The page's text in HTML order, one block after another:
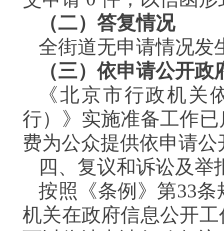
（二）答复情况
全街道无申请情况发
（三）依申请公开
《北京市行政机
行）》实施准备工作
费为公众提供依申请
四、复议和诉讼及举
按照《条例》第33条
机关在政府信息公开